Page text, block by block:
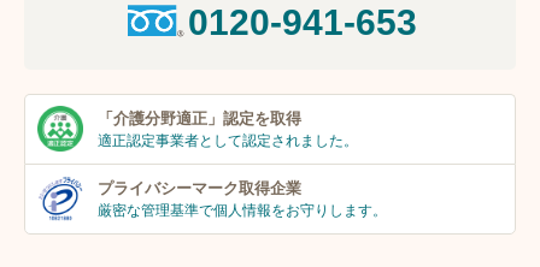
0120-941-653
「介護分野適正」 認定を取得
適正認定事業者として認定されました。
プライバシーマーク取得企業
厳密な管理基準で個人情報をお守りします。